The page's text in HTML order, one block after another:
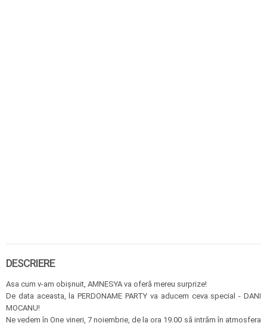
DESCRIERE
Asa cum v-am obișnuit, AMNESYA va oferă mereu surprize!
De data aceasta, la PERDONAME PARTY va aducem ceva special - DANI
MOCANU!
Ne vedem în One vineri, 7 noiembrie, de la ora 19.00 să intrăm în atmosfera